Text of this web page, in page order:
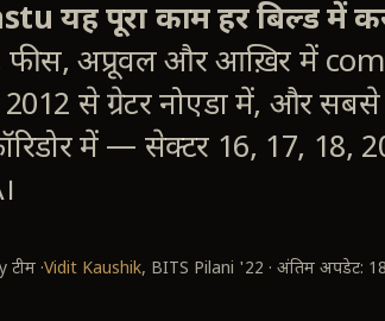
यह पूरा काम हर बिल्ड में
फीस, अप्रूवल और आख़िर में
से ग्रेटर नोएडा में, और
में — सेक्टर 16, 17, 18,
·Vidit Kaushik, BITS Pilani '22 · अंतिम अपडेट: